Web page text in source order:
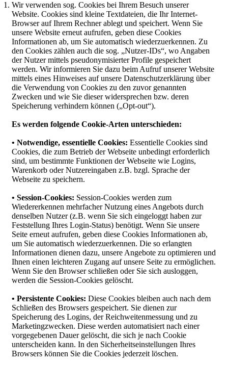
Wir verwenden sog. Cookies bei Ihrem Besuch unserer
Website. Cookies sind kleine Textdateien, die Ihr Internet-
Browser auf Ihrem Rechner ablegt und speichert. Wenn Sie
unsere Website erneut aufrufen, geben diese Cookies
Informationen ab, um Sie automatisch wiederzuerkennen. Zu
den Cookies zählen auch die sog. „Nutzer-IDs“, wo Angaben
der Nutzer mittels pseudonymisierter Profile gespeichert
werden. Wir informieren Sie dazu beim Aufruf unserer Website
mittels eines Hinweises auf unsere Datenschutzerklärung über
die Verwendung von Cookies zu den zuvor genannten
Zwecken und wie Sie dieser widersprechen bzw. deren
Speicherung verhindern können („Opt-out“).
Es werden folgende Cookie-Arten unterschieden:
• Notwendige, essentielle Cookies: Essentielle Cookies sind
Cookies, die zum Betrieb der Webseite unbedingt erforderlich
sind, um bestimmte Funktionen der Webseite wie Logins,
Warenkorb oder Nutzereingaben z.B. bzgl. Sprache der
Webseite zu speichern.
• Session-Cookies: Session-Cookies werden zum
Wiedererkennen mehrfacher Nutzung eines Angebots durch
denselben Nutzer (z.B. wenn Sie sich eingeloggt haben zur
Feststellung Ihres Login-Status) benötigt. Wenn Sie unsere
Seite erneut aufrufen, geben diese Cookies Informationen ab,
um Sie automatisch wiederzuerkennen. Die so erlangten
Informationen dienen dazu, unsere Angebote zu optimieren und
Ihnen einen leichteren Zugang auf unsere Seite zu ermöglichen.
Wenn Sie den Browser schließen oder Sie sich ausloggen,
werden die Session-Cookies gelöscht.
• Persistente Cookies: Diese Cookies bleiben auch nach dem
Schließen des Browsers gespeichert. Sie dienen zur
Speicherung des Logins, der Reichweitenmessung und zu
Marketingzwecken. Diese werden automatisiert nach einer
vorgegebenen Dauer gelöscht, die sich je nach Cookie
unterscheiden kann. In den Sicherheitseinstellungen Ihres
Browsers können Sie die Cookies jederzeit löschen.